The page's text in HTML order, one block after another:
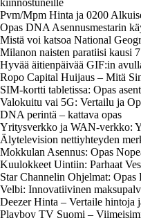
Pvm/Mpm Hinta ja 0200
Opas DNA Asennusmestarin
Mistä voi katsoa National
Milanon naisten paratiisi kausi
Hyvää äitienpäivää GIF:in
Ropo Capital Huijaus – Mitä
SIM-kortti tabletissa: Opas
Valokuitu vai 5G: Vertailu ja
DNA perintä – kattava opas
Yritysverkko ja WAN-verkko:
Älytelevision nettiyhteyden
Mokkulan Asennus: Opas
Kuulokkeet Uintiin: Parhaat
Star Channelin Ohjelmat:
Velbi: Innovatiivinen
Deezer Hinta – Vertaile hintoja
Playboy TV Suomi –